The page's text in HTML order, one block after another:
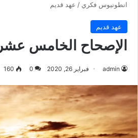
انطونيوس فكري / عهد قديم
عهد قديم
الإصحاح الخامس عشر
admin فبراير 26, 2020 0
160